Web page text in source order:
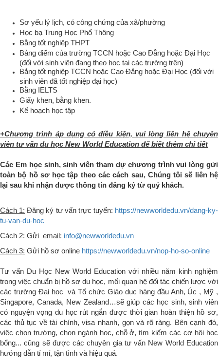
Sơ yếu lý lịch, có công chứng của xã/phường
Học bạ Trung Học Phổ Thông
Bằng tốt nghiệp THPT
Bảng điểm của trường TCCN hoặc Cao Đẳng hoặc Đại Học
(đối với sinh viên đang theo học tại các trường trên)
Bằng tốt nghiệp TCCN hoặc Cao Đẳng hoặc Đại Học (đối với
sinh viên đã tốt nghiệp đại học)
Bằng IELTS
Giấy khen, bằng khen.
Kế hoạch học tập
+Chương trình áp dụng có điều kiện, vui lòng liên hệ chuyên
viên tư vấn du học New World Education để biết thêm chi tiết
Các Em học sinh, sinh viên tham dự chương trình vui lòng gửi
toàn bộ hồ sơ học tập theo các cách sau, Chúng tôi sẽ liên hệ
lại sau khi nhận được thông tin đăng ký từ quý khách.
Cách 1: Đăng ký tư vấn trực tuyến: https://newworldedu.vn/dang-ky-
tu-van-du-hoc
Cách 2: Gửi email: info@newworldedu.vn
Cách 3: Gửi hồ sơ online https://newworldedu.vn/nop-ho-so-online
Tư vấn Du Học New World Education với nhiều năm kinh nghiệm
trong việc chuẩn bị hồ sơ du học, mối quan hệ đối tác chiến lược với
các trường Đại học và Tổ chức Giáo dục hàng đầu Anh, Úc , Mỹ ,
Singapore, Canada, New Zealand…sẽ giúp các học sinh, sinh viên
có nguyện vọng du học rút ngắn được thời gian hoàn thiện hồ sơ,
các thủ tục về tài chính, visa nhanh, gọn và rõ ràng. Bên cạnh đó,
việc chọn trường, chọn ngành học, chỗ ở, tìm kiếm các cơ hội học
bổng... cũng sẽ được các chuyên gia tư vấn New World Education
hướng dẫn tỉ mỉ, tận tình và hiệu quả.